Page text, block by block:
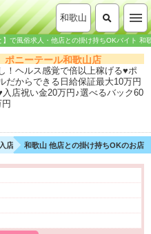
求人・他店との掛け持ちOKバイト和歌山で
和歌山
ポニーテール和歌山店
！ヘルス感覚で倍以上稼げる♥ポ
だからできる日給保証最大10万円
入店祝い金20万円♪選べるバック60
和歌山 他店との掛け持ちOKのお店
店